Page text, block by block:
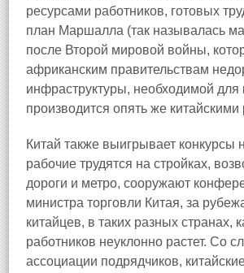
ресурсами работников, готовых
план Маршалла (так называлась
после Второй мировой войны,
африканским правительствам
инфраструктуры, необходимой
производится опять же
Китай также выигрывает конкурсы
рабочие трудятся на стройках,
дороги и метро, сооружают
министра торговли Китая, за
китайцев, в таких разных странах,
работников неуклонно растет. Со
ассоциации подрядчиков,